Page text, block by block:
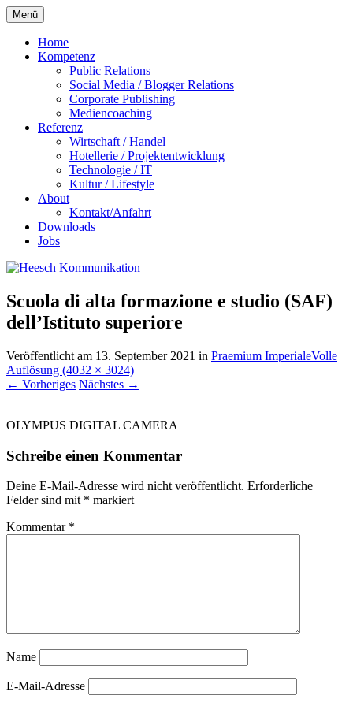
Menü Zum
Inhalt
springen
Home
Kompetenz
Public Relations
Social Media / Blogger Relations
Corporate Publishing
Mediencoaching
Referenz
Wirtschaft / Handel
Hotellerie / Projektentwicklung
Technologie / IT
Kultur / Lifestyle
About
Kontakt/Anfahrt
Downloads
Jobs
Scuola di alta formazione e studio (SAF)
dell’Istituto superiore
Veröffentlicht am 13. September 2021 in Praemium ImperialeVolle
Auflösung (4032 × 3024)
← Vorheriges Nächstes →
OLYMPUS DIGITAL CAMERA
Schreibe einen Kommentar
Deine E-Mail-Adresse wird nicht veröffentlicht. Erforderliche
Felder sind mit * markiert
Kommentar *
Name
E-Mail-Adresse